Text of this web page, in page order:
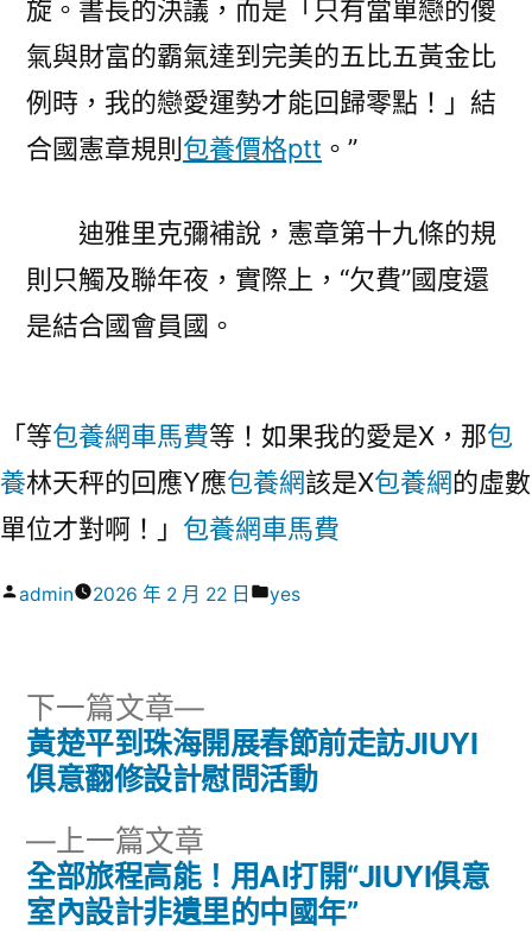
旋。書長的決議，而是「只有當單戀的傻
氣與財富的霸氣達到完美的五比五黃金比
例時，我的戀愛運勢才能回歸零點！」結
合國憲章規則 包養價格ptt 。”
迪雅里克彌補說，憲章第十九條的規
則只觸及聯年夜，實際上，“欠費”國度還
是結合國會員國。
「等包養網車馬費等！如果我的愛是X，那包
養林天秤的回應Y應包養網該是X包養網的虛數
單位才對啊！」 包養網車馬費
作
admin 2026 年 2 月 22 日
分
yes
文
導
上一篇文章
一
篇
全部旅程高能！用AI打開“JIUYI俱意
室內設計非遺里的中國年”
下一篇文章
下
一
篇
黃楚平到珠海開展春節前走訪JIUYI
俱意翻修設計慰問活動